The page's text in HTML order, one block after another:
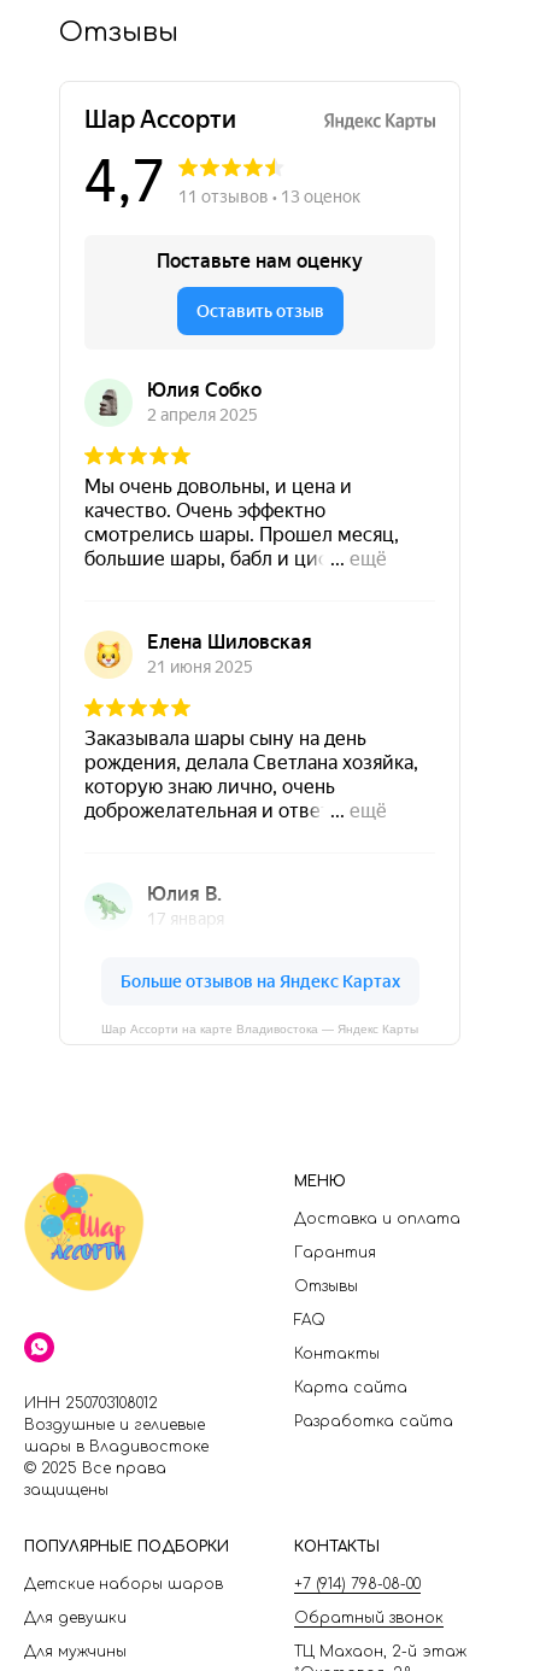
Отзывы
Шар Ассорти на карте Владивостока — Яндекс Карты
ИНН 250703108012
Воздушные и гелиевые
шары в Владивостоке
© 2025 Все права
защищены
МЕНЮ
Доставка и оплата
Гарантия
Отзывы
FAQ
Контакты
Карта сайта
Разработка сайта
ПОПУЛЯРНЫЕ ПОДБОРКИ
Детские наборы шаров
Для девушки
Для мужчины
КОНТАКТЫ
+7 (914) 798-08-00
Обратный звонок
ТЦ Махаон, 2-й этаж